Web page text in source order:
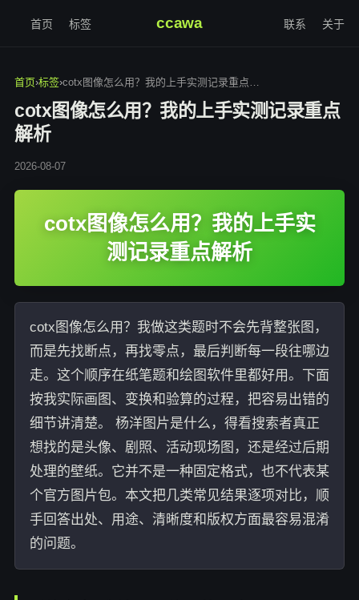
首页 标签 ccawa 联系 关于
首页›标签› cotx图像怎么用？我的上手实测记录重点解析
cotx图像怎么用？我的上手实测记录重点
解析
2026-08-07
cotx图像怎么用？我的上手实
测记录重点解析
cotx图像怎么用？我做这类题时不会先背整张图，
而是先找断点，再找零点，最后判断每一段往哪边
走。这个顺序在纸笔题和绘图软件里都好用。下面
按我实际画图、变换和验算的过程，把容易出错的
细节讲清楚。 杨洋图片是什么，得看搜索者真正
想找的是头像、剧照、活动现场图，还是经过后期
处理的壁纸。它并不是一种固定格式，也不代表某
个官方图片包。本文把几类常见结果逐项对比，顺
手回答出处、用途、清晰度和版权方面最容易混淆
的问题。